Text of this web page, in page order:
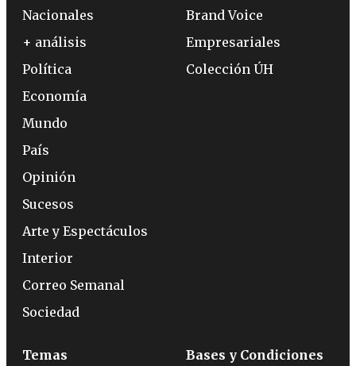
Nacionales
+ análisis
Política
Economía
Mundo
País
Opinión
Sucesos
Arte y Espectáculos
Interior
Correo Semanal
Sociedad
Brand Voice
Empresariales
Colección ÚH
Temas Bases y Condiciones